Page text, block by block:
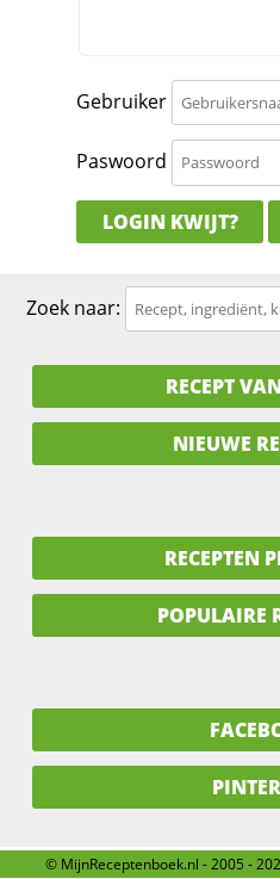
Gebruiker
Paswoord
LOGIN KWIJT?
Zoek naar:
RECEPT
NIEUWE
RECEPTEN
POPULAIRE
© MijnReceptenboek.nl - 2005 -